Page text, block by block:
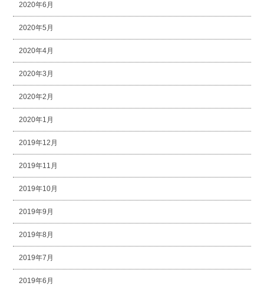
2020年6月
2020年5月
2020年4月
2020年3月
2020年2月
2020年1月
2019年12月
2019年11月
2019年10月
2019年9月
2019年8月
2019年7月
2019年6月